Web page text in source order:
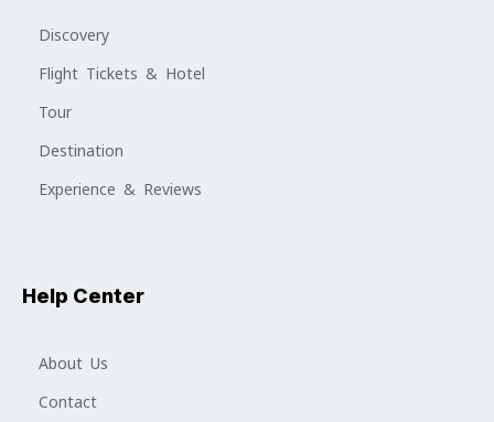
Discovery
Flight Tickets & Hotel
Tour
Destination
Experience & Reviews
Help Center
About Us
Contact